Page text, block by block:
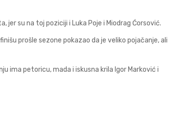
jer su na toj poziciji i Luka Poje i Miodrag Ćorsović.
prošle sezone pokazao da je veliko pojačanje, ali
ima petoricu, mada i iskusna krila Igor Marković i